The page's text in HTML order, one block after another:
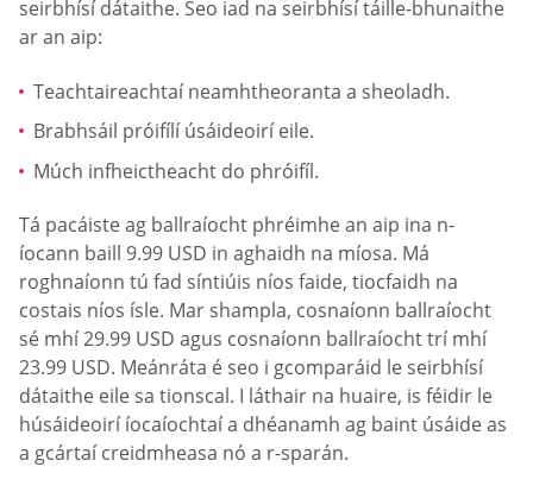
seirbhísí dátaithe. Seo iad na seirbhísí táille-bhunaithe
ar an aip:
Teachtaireachtaí neamhtheoranta a sheoladh.
Brabhsáil próifílí úsáideoirí eile.
Múch infheictheacht do phróifíl.
Tá pacáiste ag ballraíocht phréimhe an aip ina n-
íocann baill 9.99 USD in aghaidh na míosa. Má
roghnaíonn tú fad síntiúis níos faide, tiocfaidh na
costais níos ísle. Mar shampla, cosnaíonn ballraíocht
sé mhí 29.99 USD agus cosnaíonn ballraíocht trí mhí
23.99 USD. Meánráta é seo i gcomparáid le seirbhísí
dátaithe eile sa tionscal. I láthair na huaire, is féidir le
húsáideoirí íocaíochtaí a dhéanamh ag baint úsáide as
a gcártaí creidmheasa nó a r-sparán.